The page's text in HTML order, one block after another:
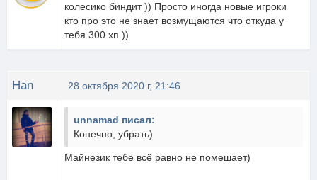
колесико биндит )) Просто иногда новые игроки
кто про это не знает возмущаются что откуда у
тебя 300 хп ))
Han 28 октября 2020 г, 21:46
unnamad писал:
Конечно, убрать)
Майнезик тебе всё равно не помешает)